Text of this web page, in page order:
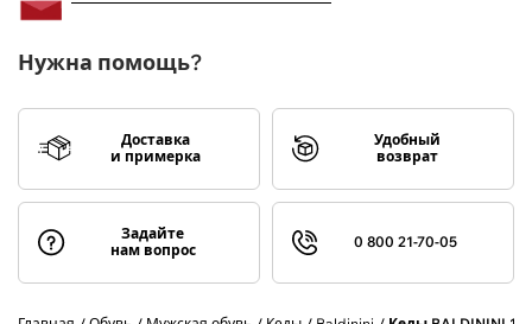
Нужна помощь?
Доставка
и примерка
Удобный
возврат
Задайте
нам вопрос
0 800 21-70-05